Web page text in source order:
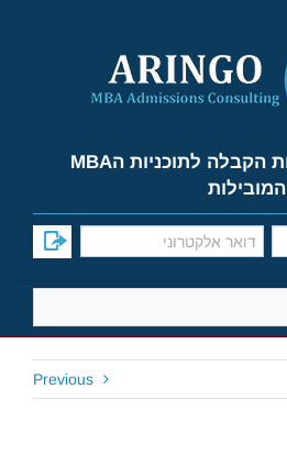
למד על אפשרויות הקבלה לתוכניות הMBA
המובילות
Previous